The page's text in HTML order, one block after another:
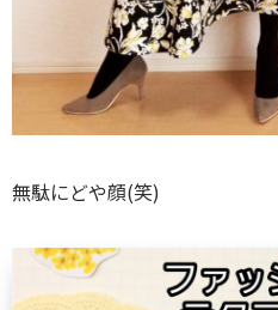
無駄にどや顔(笑)